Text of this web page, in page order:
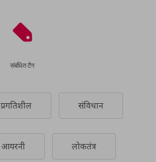
संबंधित टैग
प्रगतिशील संविधान
आयरनी लोकतंत्र